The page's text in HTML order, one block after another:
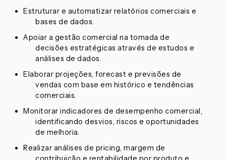
Estruturar e automatizar relatórios comerciais e
bases de dados.
Apoiar a gestão comercial na tomada de
decisões estratégicas através de estudos e
análises de dados.
Elaborar projeções, forecast e previsões de
vendas com base em histórico e tendências
comerciais.
Monitorar indicadores de desempenho comercial,
identificando desvios, riscos e oportunidades
de melhoria.
Realizar análises de pricing, margem de